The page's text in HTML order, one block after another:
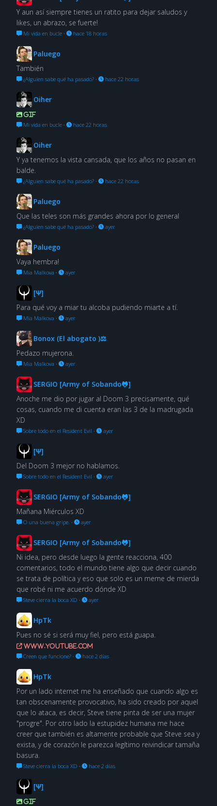
Y aun así siempre tienes un ratito para dejar saludos y
likes, un abrazo, se fuerte!
Mi vida en bucle· hace 18 horas
Paluego
También
¿Alguien sabe qué ha pasado?· hace 22 horas
Oiher
GIF
Mi vida en bucle· hace 22 horas
Oiher
Y ya tenemos la vista cansada, que los años no pasan en
balde.
¿Alguien sabe qué ha pasado?· hace 22 horas
Paluego
Que las teles son más grandes ahora por lo general
¿Alguien sabe qué ha pasado?· ayer
Paluego
Vaya hembra!
Mia Malkova · ayer
[Ψ]
Para qué voy a miar tu alcoba pudiendo miarte a tí.
Mia Malkova · ayer
Bonox (El abogato )⚖
Pedazo mujerona.
Mia Malkova · ayer
SERGIO [Army of Sobando🐸]
Anoche me dio por jugar al Doom 3 precisamente, qué
cosas, cuando me di cuenta eran las 3 de la madrugada
XD
Sobre todo en el Resident Evil · ayer
[Ψ]
Del Doom 3 mejor no hablamos.
Sobre todo en el Resident Evil · ayer
SERGIO [Army of Sobando🐸]
Mañana Miérculos XD
O una buena gripe. · ayer
SERGIO [Army of Sobando🐸]
Ni idea, pero desde luego la gente reacciona, 400
comentarios, todo el mundo tiene algo que decir cuando
se trata de política y eso que solo es un meme de mierda
que robé ni me acuerdo dónde XD
Steve cierra la boca XD · ayer
HpTk
Pues no sé si será muy fiel, pero está guapa.
www.youtube.com
Creen que funcione?· hace 2 días
HpTk
Por un lado internet me ha enseñado que cuando algo es
tan obscenamente provocativo, ha sido creado por aquel
que lo ataca, es decir, Steve tiene pinta de ser una mujer
"progre". Por otro lado la estupidez humana me hace
creer que también es altamente probable que Steve sea y
exista, y de corazón le parezca legítimo reivindicar tamaña
basura.
Steve cierra la boca XD · hace 2 días
[Ψ]
GIF